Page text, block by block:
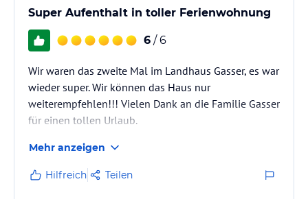
Super Aufenthalt in toller Ferienwohnung
6 / 6
Wir waren das zweite Mal im Landhaus Gasser, es war
wieder super. Wir können das Haus nur
weiterempfehlen!!! Vielen Dank an die Familie Gasser
für einen tollen Urlaub.
Mehr anzeigen
Hilfreich Teilen